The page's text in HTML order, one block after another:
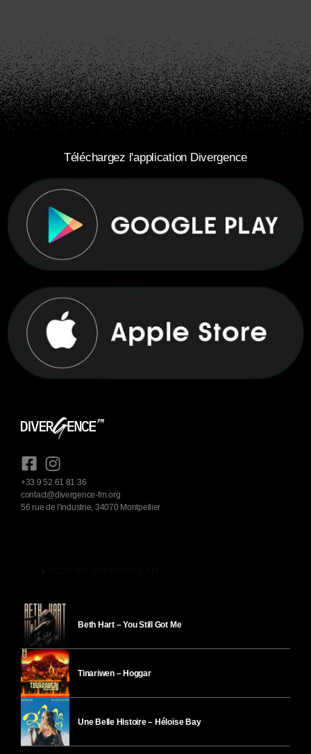
Téléchargez l'application Divergence
+33 9 52 61 81 36
contact@divergence-fm.org
56 rue de l'industrie, 34070 Montpellier
Beth Hart – You Still Got Me
Tinariwen – Hoggar
Une Belle Histoire – Héloïse Bay